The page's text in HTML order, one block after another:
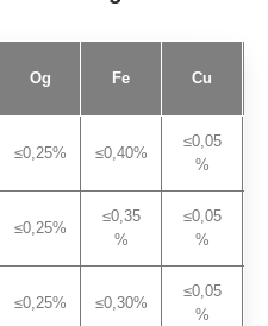
Og Fe Cu
≤0,25% ≤0,40%
≤0,05
%
≤0,25%
≤0,35
%
≤0,05
%
≤0,25% ≤0,30%
≤0,05
%